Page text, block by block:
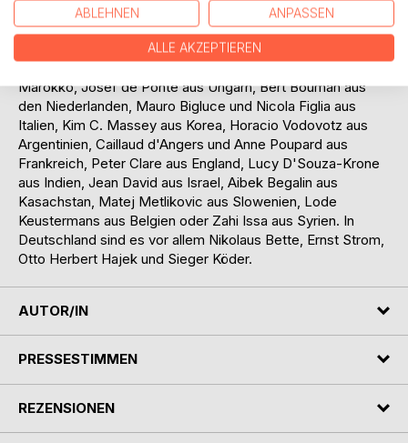
oder Acryl geschaffen, und zwar von international
anerkannten und erfolgreichen Künstlern. Überzeugende
Arbeiten von Personen aus ganz unterschiedlichen Ländern
werden hier ausführlich gewürdigt: Marc Eliany aus
Marokko, Josef de Ponte aus Ungarn, Bert Bouman aus
den Niederlanden, Mauro Bigluce und Nicola Figlia aus
Italien, Kim C. Massey aus Korea, Horacio Vodovotz aus
Argentinien, Caillaud d'Angers und Anne Poupard aus
Frankreich, Peter Clare aus England, Lucy D'Souza-Krone
aus Indien, Jean David aus Israel, Aibek Begalin aus
Kasachstan, Matej Metlikovic aus Slowenien, Lode
Keustermans aus Belgien oder Zahi Issa aus Syrien. In
Deutschland sind es vor allem Nikolaus Bette, Ernst Strom,
Otto Herbert Hajek und Sieger Köder.
AUTOR/IN
PRESSESTIMMEN
REZENSIONEN
ABLEHNEN ANPASSEN
ALLE AKZEPTIEREN